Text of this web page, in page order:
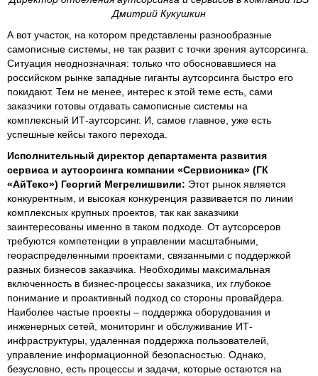
Дмитрий Кукушкин
А вот участок, на котором представлены разнообразные
самописные системы, не так развит с точки зрения аутсорсинга.
Ситуация неоднозначная: только что обосновавшиеся на
российском рынке западные гиганты аутсорсинга быстро его
покидают. Тем не менее, интерес к этой теме есть, сами
заказчики готовы отдавать самописные системы на
комплексный ИТ-аутсорсинг. И, самое главное, уже есть
успешные кейсы такого перехода.
Исполнительный директор департамента развития
сервиса и аутсорсинга компании «Сервионика» (ГК
«АйТеко») Георгий Мегрелишвили: Этот рынок является
конкурентным, и высокая конкуренция развивается по линии
комплексных крупных проектов, так как заказчики
заинтересованы именно в таком подходе. От аутсорсеров
требуются компетенции в управлении масштабными,
геораспределенными проектами, связанными с поддержкой
разных бизнесов заказчика. Необходимы максимальная
включенность в бизнес-процессы заказчика, их глубокое
понимание и проактивный подход со стороны провайдера.
Наиболее частые проекты – поддержка оборудования и
инженерных сетей, мониторинг и обслуживание ИТ-
инфраструктуры, удаленная поддержка пользователей,
управление информационной безопасностью. Однако,
безусловно, есть процессы и задачи, которые остаются на